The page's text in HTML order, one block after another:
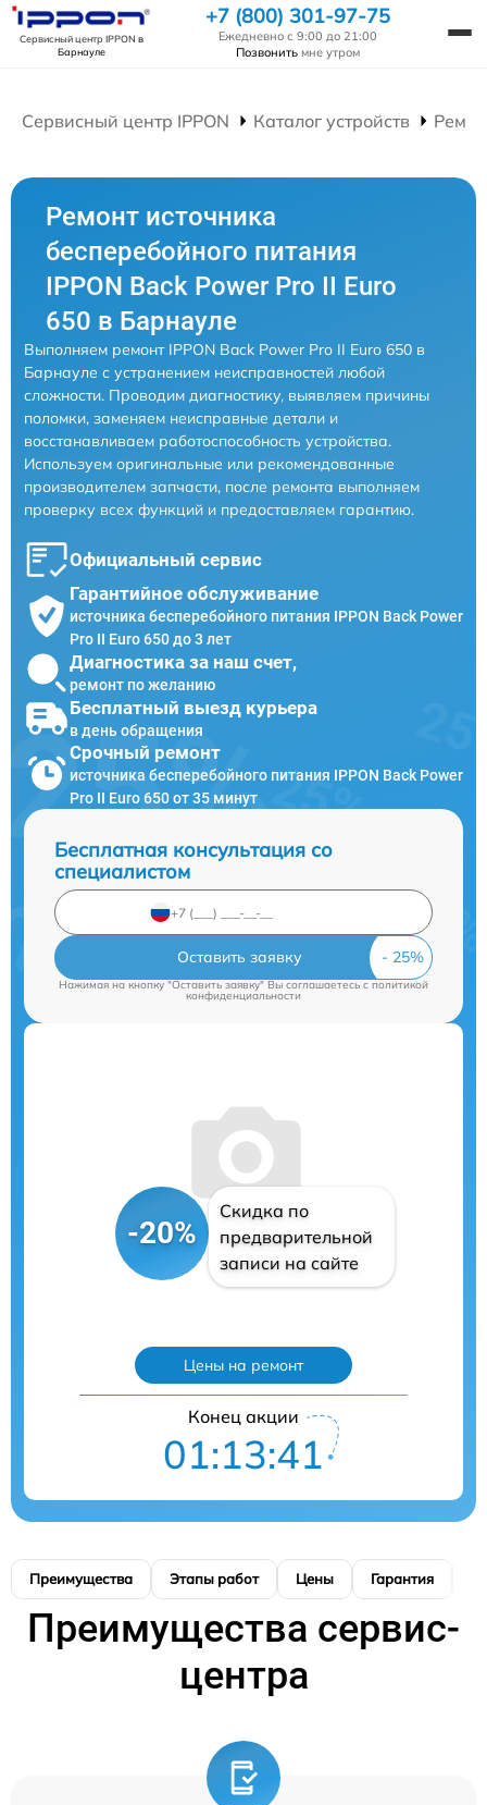
Сервисный центр IPPON в
Барнауле
+7 (800) 301-97-75
Ежедневно с 9:00 до 21:00
Позвонить мне утром
Сервисный центр IPPON Каталог устройств
Ремонт источника
бесперебойного питания
IPPON Back Power Pro II Euro
650 в Барнауле
Выполняем ремонт IPPON Back Power Pro II Euro 650 в
Барнауле с устранением неисправностей любой
сложности. Проводим диагностику, выявляем причины
поломки, заменяем неисправные детали и
восстанавливаем работоспособность устройства.
Используем оригинальные или рекомендованные
производителем запчасти, после ремонта выполняем
проверку всех функций и предоставляем гарантию.
Официальный сервис
Гарантийное обслуживание
источника бесперебойного питания IPPON Back Power
Pro II Euro 650 до 3 лет
Диагностика за наш счет,
ремонт по желанию
Бесплатный выезд курьера
в день обращения
Срочный ремонт
источника бесперебойного питания IPPON Back Power
Pro II Euro 650 от 35 минут
Бесплатная консультация со
специалистом
Оставить заявку
Нажимая на кнопку "Оставить заявку" Вы соглашаетесь cполитикой
конфиденциальности
-20%
Скидка по
предварительной
записи на сайте
Цены на ремонт
Конец акции
01:13:40
Преимущества Этапы работ Цены Гарантия
Преимущества сервис-
центра